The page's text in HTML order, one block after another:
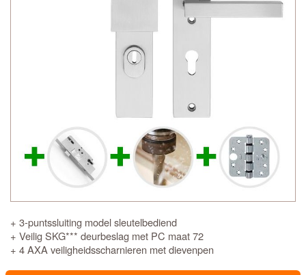
+ 3-puntssluiting model sleutelbediend
+ Veilig SKG*** deurbeslag met PC maat 72
+ 4 AXA veiligheidsscharnieren met dievenpen